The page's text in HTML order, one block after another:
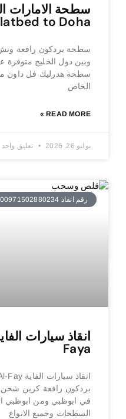
to Doha
سطحة بردكون رافعة
وبين دول الخليج متوفرة
سطحة هدرليك فل داون
الخاص
READ MORE »
يوليو 26, 2026 تعليق واحد
رقم انقاذ 00971502880234
Faya
بردكون رافعة كرين
في ابوظبي ومن ابوظبي
السطحات وجميع الانواع